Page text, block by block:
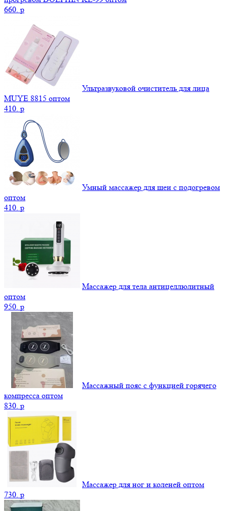
660. p
Ультразвуковой очиститель для лица
MUYE 8815 оптом
410. p
Умный массажер для шеи с подогревом
оптом
410. p
Массажер для тела антицеллюлитный
оптом
950. p
Массажный пояс с функцией горячего
компресса оптом
830. p
Массажер для ног и коленей оптом
730. p